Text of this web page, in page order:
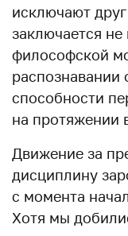
исключают
заключается
философской
распознавании
способности
на протяжении
Движение за
дисциплину
с момента
Хотя мы